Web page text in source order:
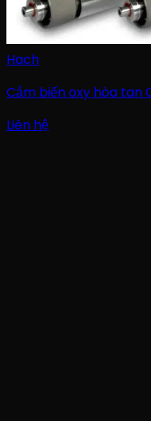
Hach
Cảm biến oxy hòa tan
Liên hệ